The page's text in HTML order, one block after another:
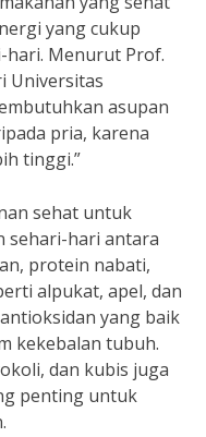
yang cukup
hari. Menurut Prof.
Universitas
asupan
pria, karena
tinggi.”
sehat untuk
sehari-hari antara
protein nabati,
alpukat, apel, dan
yang baik
kekebalan tubuh.
dan kubis juga
penting untuk